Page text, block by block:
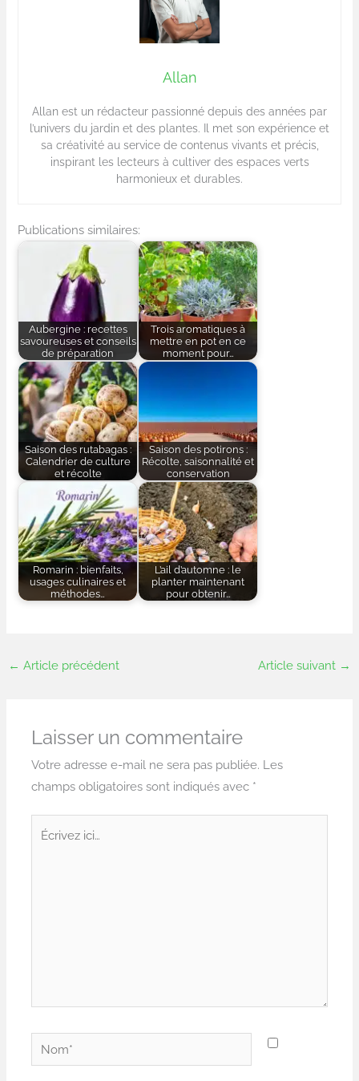
Allan
Allan est un rédacteur passionné depuis des années par
l’univers du jardin et des plantes. Il met son expérience et
sa créativité au service de contenus vivants et précis,
inspirant les lecteurs à cultiver des espaces verts
harmonieux et durables.
Publications similaires:
Aubergine : recettes
savoureuses et conseils
de préparation
Trois aromatiques à
mettre en pot en ce
moment pour…
Saison des rutabagas :
Calendrier de culture
et récolte
Saison des potirons :
Récolte, saisonnalité et
conservation
Romarin : bienfaits,
usages culinaires et
méthodes…
L’ail d’automne : le
planter maintenant
pour obtenir…
← Article précédent Article suivant →
Laisser un commentaire
Votre adresse e-mail ne sera pas publiée. Les
champs obligatoires sont indiqués avec *
Nom*